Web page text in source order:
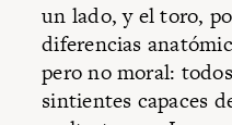
un lado, y el toro,
diferencias
pero no moral:
sintientes capaces